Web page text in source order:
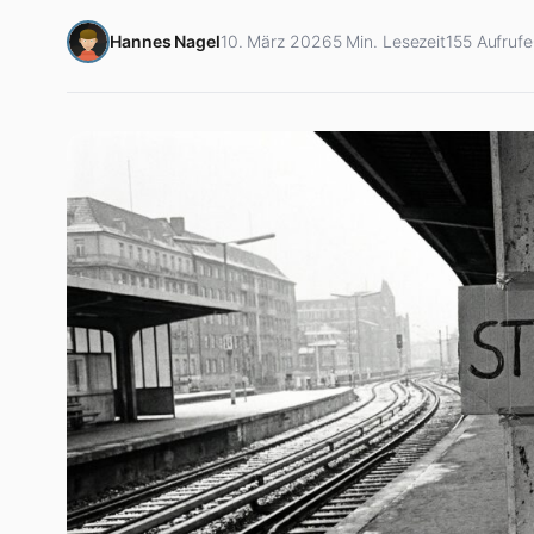
Hannes Nagel10. März 20265 Min. Lesezeit155 Aufrufe